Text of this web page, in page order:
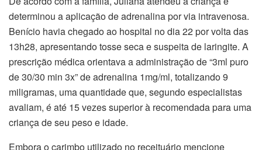
determinou a aplicação de adrenalina por via intravenosa.
Benício havia chegado ao hospital no dia 22 por volta das
13h28, apresentando tosse seca e suspeita de laringite. A
prescrição médica orientava a administração de “3ml puro
de 30/30 min 3x” de adrenalina 1mg/ml, totalizando 9
miligramas, uma quantidade que, segundo especialistas
avaliam, é até 15 vezes superior à recomendada para uma
criança de seu peso e idade.
Embora o carimbo utilizado no receituário mencione